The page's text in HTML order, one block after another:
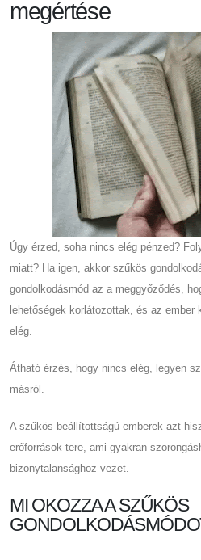
megértése
Úgy érzed, soha nincs elég pénzed?
miatt? Ha igen, akkor szűkös
gondolkodásmód az a meggyőződés,
lehetőségek korlátozottak, és az
elég.
Átható érzés, hogy nincs elég, legyen
másról.
A szűkös beállítottságú emberek azt
erőforrások tere, ami gyakran
bizonytalansághoz vezet.
MI OKOZZA A SZŰKÖS